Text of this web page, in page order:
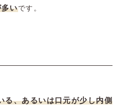
いです。
る、あるいは口元が少し内側